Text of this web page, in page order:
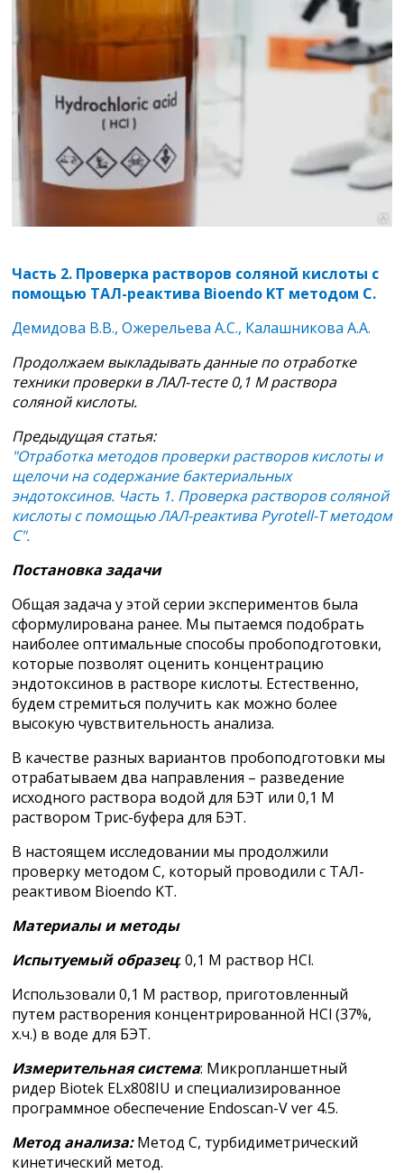
Часть 2. Проверка растворов соляной кислоты с
помощью ТАЛ-реактива Bioendo KT методом С.
Демидова В.В., Ожерельева А.С., Калашникова А.А.
Продолжаем выкладывать данные по отработке
техникипроверки в ЛАЛ-тесте 0,1 М раствора
соляной кислоты.
Предыдущая статья:
"Отработка методов проверки растворов кислоты и
щелочи на содержание бактериальных
эндотоксинов. Часть 1. Проверка растворов соляной
кислоты с помощью ЛАЛ-реактиваPyrotell-Tметодом
С".
Постановка задачи
Общая задача у этой серии экспериментов была
сформулирована ранее. Мы пытаемся подобрать
наиболее оптимальные способы пробоподготовки,
которые позволят оценить концентрацию
эндотоксинов в растворе кислоты. Естественно,
будем стремиться получить как можно более
высокую чувствительность анализа.
В качестве разных вариантов пробоподготовки мы
отрабатываем два направления – разведение
исходного раствора водой для БЭТ или 0,1 М
раствором Трис-буфера для БЭТ.
В настоящем исследовании мы продолжили
проверку методом С, который проводили с ТАЛ-
реактивом Bioendo KT.
Материалы и методы
Испытуемый образец: 0,1 М раствор HCl.
Использовали 0,1 М раствор, приготовленный
путем растворения концентрированной HCl (37%,
х.ч.) в воде для БЭТ.
Измерительная система: Микропланшетный
ридер Biotek ELx808IU и специализированное
программное обеспечение Endoscan-V ver 4.5.
Метод анализа:Метод С, турбидиметрический
кинетический метод.